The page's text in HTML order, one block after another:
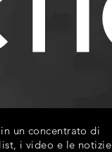
un concentrato di
i video e le notizie